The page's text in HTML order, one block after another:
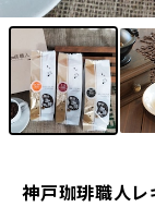
神戸珈琲職人